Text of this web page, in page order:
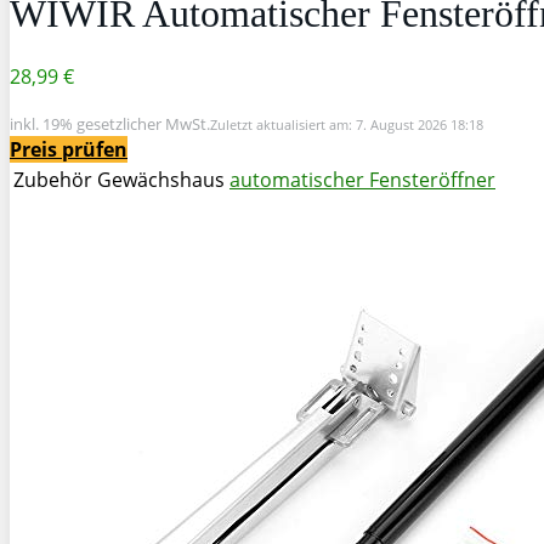
WIWIR Automatischer
28,99 €
inkl. 19% gesetzlicher MwSt.Zuletzt aktualisiert am: 7. August 2026 18:18
Preis prüfen
Zubehör Gewächshaus automatischer Fensteröffner